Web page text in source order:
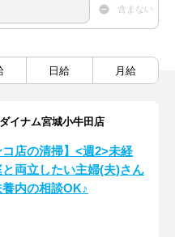
含まない
日給 月給
イナム宮城小牛田店
コ店の清掃】<週2>未経
両立したい主婦(夫)さん
内の相談OK♪